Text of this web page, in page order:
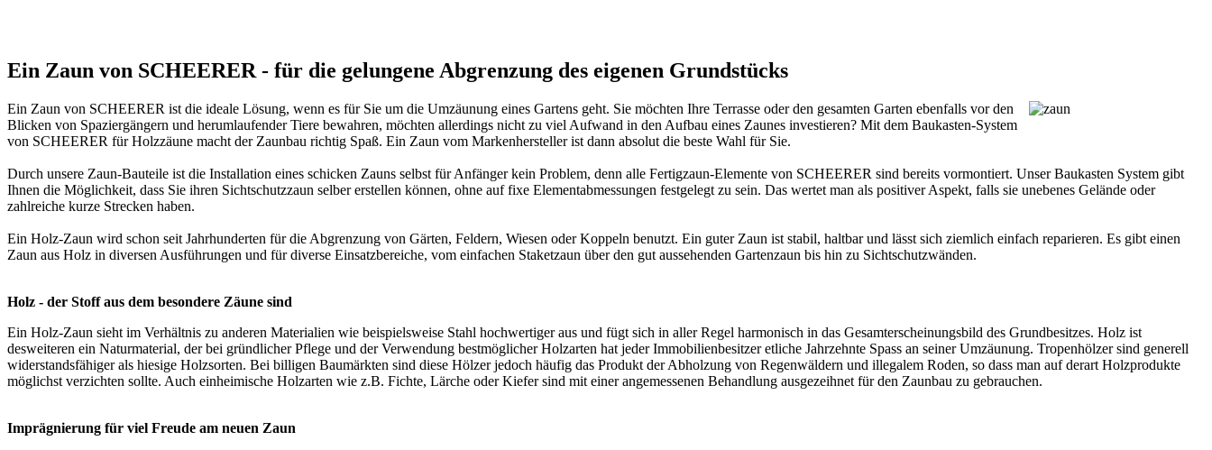
Ein Zaun von SCHEERER - für die gelungene Abgrenzung des eigenen Grundstücks
Ein Zaun von SCHEERER ist die ideale Lösung, wenn es für Sie um die Umzäunung eines Gartens geht. Sie möchten Ihre Terrasse oder den gesamten Garten ebenfalls vor den
Blicken von Spaziergängern und herumlaufender Tiere bewahren, möchten allerdings nicht zu viel Aufwand in den Aufbau eines Zaunes investieren? Mit dem Baukasten-System
von SCHEERER für Holzzäune macht der Zaunbau richtig Spaß. Ein Zaun vom Markenhersteller ist dann absolut die beste Wahl für Sie.
Durch unsere Zaun-Bauteile ist die Installation eines schicken Zauns selbst für Anfänger kein Problem, denn alle Fertigzaun-Elemente von SCHEERER sind bereits vormontiert. Unser Baukasten System gibt
Ihnen die Möglichkeit, dass Sie ihren Sichtschutzzaun selber erstellen können, ohne auf fixe Elementabmessungen festgelegt zu sein. Das wertet man als positiver Aspekt, falls sie unebenes Gelände oder
zahlreiche kurze Strecken haben.
Ein Holz-Zaun wird schon seit Jahrhunderten für die Abgrenzung von Gärten, Feldern, Wiesen oder Koppeln benutzt. Ein guter Zaun ist stabil, haltbar und lässt sich ziemlich einfach reparieren. Es gibt einen
Zaun aus Holz in diversen Ausführungen und für diverse Einsatzbereiche, vom einfachen Staketzaun über den gut aussehenden Gartenzaun bis hin zu Sichtschutzwänden.
Holz - der Stoff aus dem besondere Zäune sind
Ein Holz-Zaun sieht im Verhältnis zu anderen Materialien wie beispielsweise Stahl hochwertiger aus und fügt sich in aller Regel harmonisch in das Gesamterscheinungsbild des Grundbesitzes. Holz ist
desweiteren ein Naturmaterial, der bei gründlicher Pflege und der Verwendung bestmöglicher Holzarten hat jeder Immobilienbesitzer etliche Jahrzehnte Spass an seiner Umzäunung. Tropenhölzer sind generell
widerstandsfähiger als hiesige Holzsorten. Bei billigen Baumärkten sind diese Hölzer jedoch häufig das Produkt der Abholzung von Regenwäldern und illegalem Roden, so dass man auf derart Holzprodukte
möglichst verzichten sollte. Auch einheimische Holzarten wie z.B. Fichte, Lärche oder Kiefer sind mit einer angemessenen Behandlung ausgezeihnet für den Zaunbau zu gebrauchen.
Imprägnierung für viel Freude am neuen Zaun